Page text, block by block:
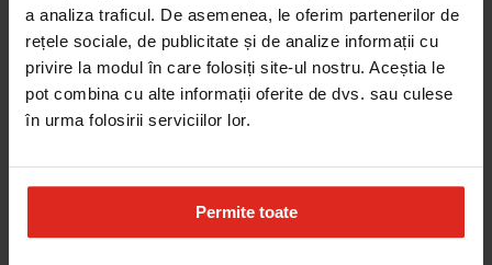
a analiza traficul. De asemenea, le oferim partenerilor de
rețele sociale, de publicitate și de analize informații cu
privire la modul în care folosiți site-ul nostru. Aceștia le
pot combina cu alte informații oferite de dvs. sau culese
în urma folosirii serviciilor lor.
Permite toate
-10%
Chiuveta Maris MRG 610-60
was 2.576,33 RON Pret special 2.318,70 RON
Adauga în cos